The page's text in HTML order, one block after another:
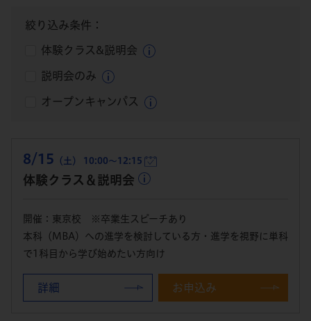
絞り込み条件：
体験クラス&説明会
説明会のみ
オープンキャンパス
8/15 （土） 10:00～12:15
体験クラス＆説明会
開催：東京校 ※卒業生スピーチあり
本科（MBA）への進学を検討している方・進学を視野に単科
で1科目から学び始めたい方向け
詳細 お申込み